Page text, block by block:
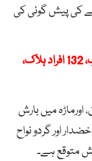
کی پیش گوئی کی
نیپال میں بارشیں اور سیلاب، 132 افراد ہلاک،
اورماڑہ میں بارش
اور گردو نواح
متوقع ہے۔